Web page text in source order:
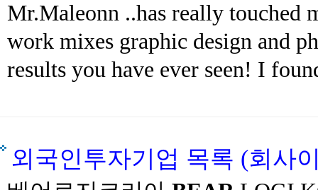
Mr.Maleonn ..has really touched
work mixes graphic design and
results you have ever seen! I
외국인투자기업 목록 (회사